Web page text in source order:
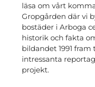
läsa om vårt
Gropgården där vi
bostäder i Arboga
historik och fakta
bildandet 1991
intressanta
projekt.